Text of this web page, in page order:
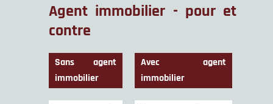
Agent immobilier - pour et
contre
Sans agent
immobilier
Avec agent
immobilier